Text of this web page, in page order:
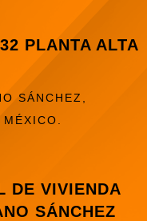
PLANTA ALTA
SÁNCHEZ,
DE VIVIENDA
SÁNCHEZ